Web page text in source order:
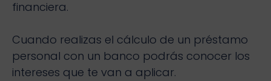
financiera.
Cuando realizas el cálculo de un préstamo
personal con un banco podrás conocer los
intereses que te van a aplicar.